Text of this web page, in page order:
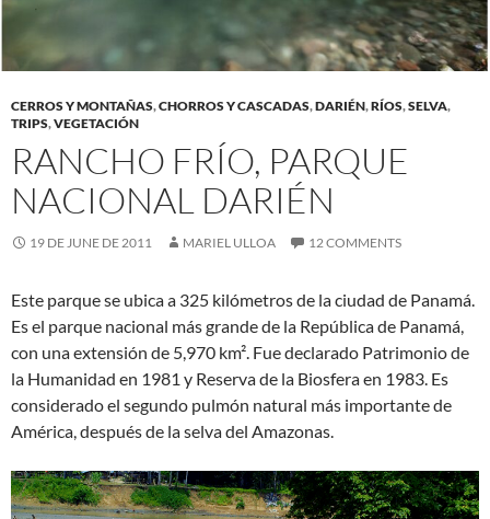
CERROS Y MONTAÑAS,CHORROS Y CASCADAS,DARIÉN,RÍOS,SELVA,
TRIPS,VEGETACIÓN
RANCHO FRÍO, PARQUE
NACIONAL DARIÉN
19 DE JUNE DE 2011 MARIEL ULLOA 12 COMMENTS
Este parque se ubica a 325 kilómetros de la ciudad de Panamá.
Es el parque nacional más grande de la República de Panamá,
con una extensión de 5,970 km². Fue declarado Patrimonio de
la Humanidad en 1981 y Reserva de la Biosfera en 1983. Es
considerado el segundo pulmón natural más importante de
América, después de la selva del Amazonas.